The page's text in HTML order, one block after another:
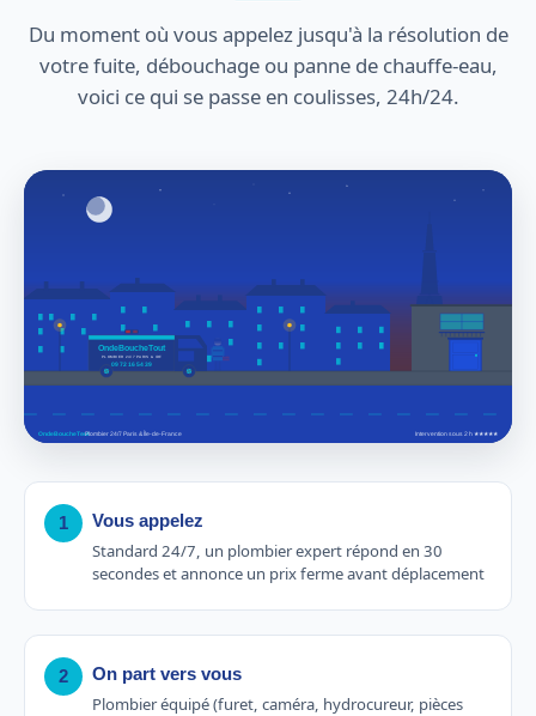
Du moment où vous appelez jusqu'à la résolution de
votre fuite, débouchage ou panne de chauffe-eau,
voici ce qui se passe en coulisses, 24h/24.
1 Vous appelez
Standard 24/7, un plombier expert répond en 30
secondes et annonce un prix ferme avant déplacement
2 On part vers vous
Plombier équipé (furet, caméra, hydrocureur, pièces